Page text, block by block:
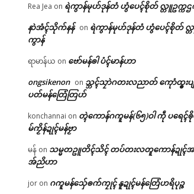
Rea Jea on ရဲကွာန်မုဟ်ဒုန်တံ ဟွံပေၚ်စိုတ် လ္တူဥက္ကဌ
နာဲအံၚ်သိုက်နန် on ရဲကွာန်မုဟ်ဒုန်တံ ဟွံပေၚ်စိုတ် လ္
ကွာန်
ရာမာန်ယ on ဗော်မန်ၜါ ပံၚ်မာန်ဟာ
ongsikenon on သ္ဘၚ်သၠာဲဂတးလညာတ် ကေုာံထ္ၜး
ပတ်မန်တြေံတြဟ်
konchannai on တ္ၚဲကောန်ဂကူမန်(၆၅)ဝါ ကဵု ပရေ
မ်ကၟိန်ဍုၚ်မန်ဗၟာ
မန် on သမ္မတဥူတိၚ်သိၚ် တပ်တးလတူကောန်ဍုၚ်
အ်ညိဟာ
jor on ဂကူမန်​သှ်ေၜက်ကၠုၚ် နူဍုၚ်မန်တြေံဟရိပုဉ္ဇ